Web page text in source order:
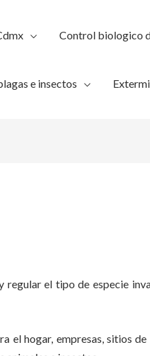
Control biologico
e insectos
el tipo de especie
hogar, empresas, sitios